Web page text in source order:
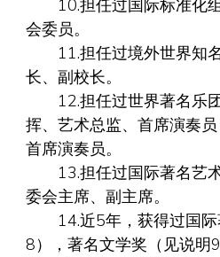
10.担任过国际标准化组
会委员。
11.担任过境外世界知
长、副校长。
12.担任过世界著名乐
挥、艺术总监、首席演奏
首席演奏员。
13.担任过国际著名艺
委会主席、副主席。
14.近5年，获得过国际
8），著名文学奖（见说明